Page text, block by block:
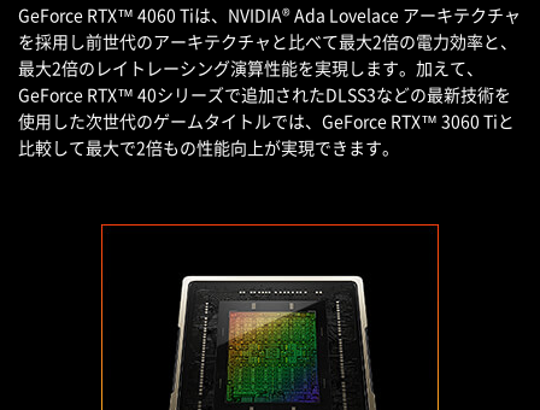
GeForce RTX™ 4060 Tiは、NVIDIA® Ada Lovelace アーキテクチャ
を採用し前世代のアーキテクチャと比べて最大2倍の電力効率と、
最大2倍のレイトレーシング演算性能を実現します。加えて、
GeForce RTX™ 40シリーズで追加されたDLSS3などの最新技術を
使用した次世代のゲームタイトルでは、GeForce RTX™ 3060 Tiと
比較して最大で2倍もの性能向上が実現できます。